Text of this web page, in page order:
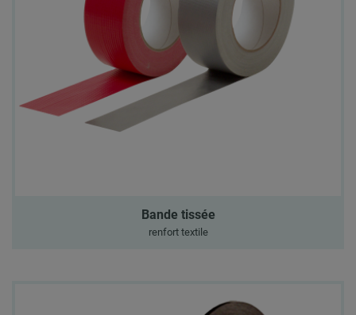
Bande tissée
renfort textile